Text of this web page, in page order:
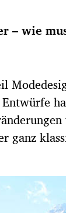
– wie
ganz